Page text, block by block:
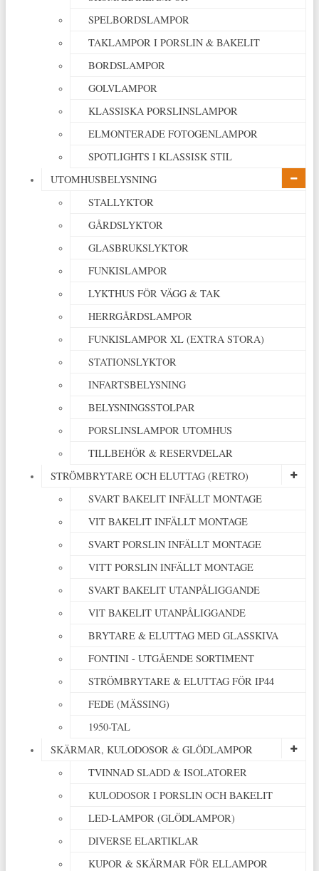
SPELBORDSLAMPOR
TAKLAMPOR I PORSLIN & BAKELIT
BORDSLAMPOR
GOLVLAMPOR
KLASSISKA PORSLINSLAMPOR
ELMONTERADE FOTOGENLAMPOR
SPOTLIGHTS I KLASSISK STIL
UTOMHUSBELYSNING
STALLYKTOR
GÅRDSLYKTOR
GLASBRUKSLYKTOR
FUNKISLAMPOR
LYKTHUS FÖR VÄGG & TAK
HERRGÅRDSLAMPOR
FUNKISLAMPOR XL (EXTRA STORA)
STATIONSLYKTOR
INFARTSBELYSNING
BELYSNINGSSTOLPAR
PORSLINSLAMPOR UTOMHUS
TILLBEHÖR & RESERVDELAR
STRÖMBRYTARE OCH ELUTTAG (RETRO)
SVART BAKELIT INFÄLLT MONTAGE
VIT BAKELIT INFÄLLT MONTAGE
SVART PORSLIN INFÄLLT MONTAGE
VITT PORSLIN INFÄLLT MONTAGE
SVART BAKELIT UTANPÅLIGGANDE
VIT BAKELIT UTANPÅLIGGANDE
BRYTARE & ELUTTAG MED GLASSKIVA
FONTINI - UTGÅENDE SORTIMENT
STRÖMBRYTARE & ELUTTAG FÖR IP44
FEDE (MÄSSING)
1950-TAL
SKÄRMAR, KULODOSOR & GLÖDLAMPOR
TVINNAD SLADD & ISOLATORER
KULODOSOR I PORSLIN OCH BAKELIT
LED-LAMPOR (GLÖDLAMPOR)
DIVERSE ELARTIKLAR
KUPOR & SKÄRMAR FÖR ELLAMPOR